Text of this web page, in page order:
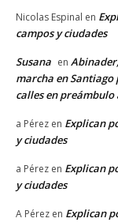
Nicolas Espinal en
campos y ciudades
Susana en
marcha en Santiago
calles en preámbulo
a Pérez en Explican
y ciudades
a Pérez en Explican
y ciudades
A Pérez en Explican